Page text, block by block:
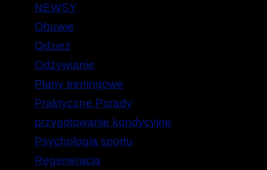
NEWSY
Obuwie
Odzież
Odżywianie
Plany treningowe
Praktyczne Porady
przygotowanie kondycyjne
Psychologia sportu
Regeneracja